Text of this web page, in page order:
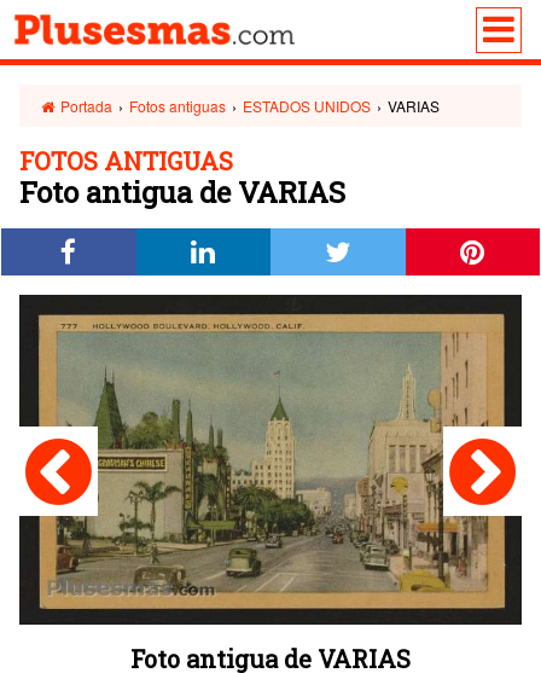
Portada › Fotos antiguas › ESTADOS UNIDOS › VARIAS
FOTOS ANTIGUAS
Foto antigua de VARIAS
Foto antigua de VARIAS